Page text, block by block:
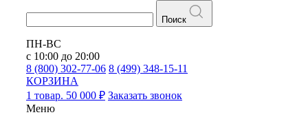
Поиск
ПН-ВС
с 10:00 до 20:00
8 (800) 302-77-06 8 (499) 348-15-11
КОРЗИНА
1 товар. 50 000 ₽ Заказать звонок
Меню